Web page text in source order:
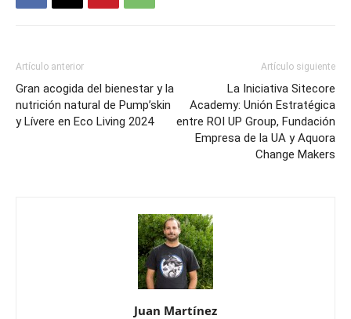
Artículo anterior
Gran acogida del bienestar y la
nutrición natural de Pump’skin
y Lívere en Eco Living 2024
Artículo siguiente
La Iniciativa Sitecore
Academy: Unión Estratégica
entre ROI UP Group, Fundación
Empresa de la UA y Aquora
Change Makers
Juan Martínez